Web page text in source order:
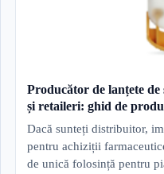
Producător de lanțete
și retaileri: ghid de
Dacă sunteți distribuitor,
pentru achiziții
de unică folosință pentru